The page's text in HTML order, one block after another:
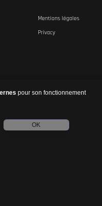
Mentions légales
Privacy
pour son fonctionnement
OK